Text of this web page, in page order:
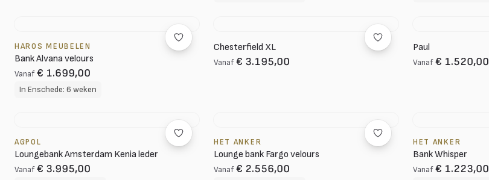
HAROS MEUBELEN
Bank Alvana velours
Vanaf € 1.699,00
In Enschede: 6 weken
Chesterfield XL
Vanaf € 3.195,00
Paul
Vanaf € 1.520,00
AGPOL
Loungebank Amsterdam Kenia leder
Vanaf € 3.995,00
HET ANKER
Lounge bank Fargo velours
Vanaf € 2.556,00
HET ANKER
Bank Whisper
Vanaf € 1.223,00